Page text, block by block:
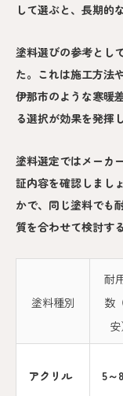
して選ぶと、長期的
塗料選びの参考とし
た。これは施工方法
伊那市のような寒暖
る選択が効果を発揮
塗料選定ではメーカ
証内容を確認しまし
かで、同じ塗料でも
質を合わせて検討す
塗料種別
耐
数
安
アクリル 5～